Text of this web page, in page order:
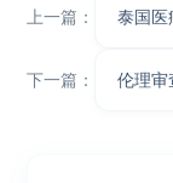
上一篇： 泰国
下一篇： 伦理审